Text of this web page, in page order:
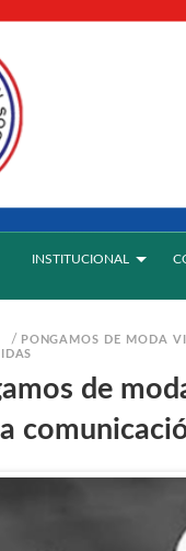
INSTITUCIONAL
/ PONGAMOS DE MODA
de